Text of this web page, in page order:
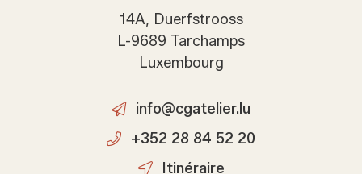
14A, Duerfstrooss
L-9689 Tarchamps
Luxembourg
info@cgatelier.lu
+352 28 84 52 20
Itinéraire